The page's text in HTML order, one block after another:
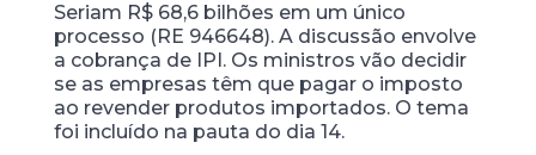
Seriam R$ 68,6 bilhões em um único
processo (RE 946648). A discussão envolve
a cobrança de IPI. Os ministros vão decidir
se as empresas têm que pagar o imposto
ao revender produtos importados. O tema
foi incluído na pauta do dia 14.